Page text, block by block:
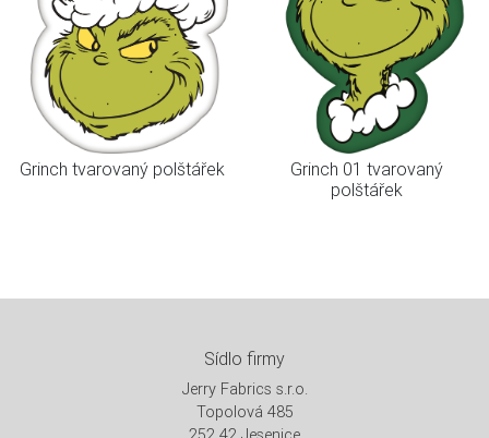
Grinch tvarovaný polštářek
Grinch 01 tvarovaný
polštářek
Sídlo firmy
Jerry Fabrics s.r.o.
Topolová 485